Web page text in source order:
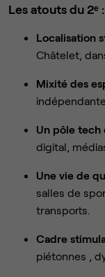
Les atouts du 2ᵉ :
Localisation
Châtelet,
Mixité des
Un pôle
digital,
Une vie de
salles de
transports.
Cadre
piétonnes ,